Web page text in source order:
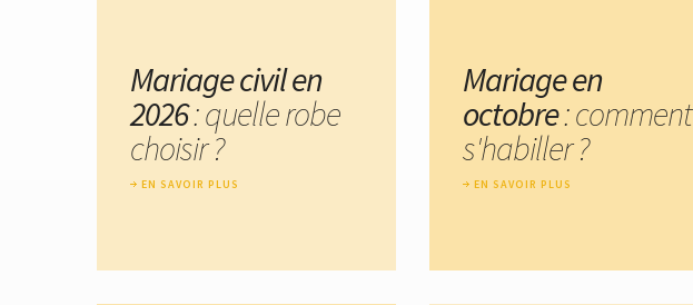
Mariage civil en
2026: quelle robe
choisir ?
EN SAVOIR PLUS
Mariage en
octobre: comment
s'habiller ?
EN SAVOIR PLUS